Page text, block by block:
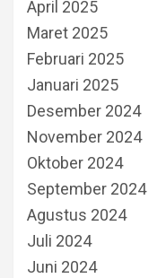
April 2025
Maret 2025
Februari 2025
Januari 2025
Desember 2024
November 2024
Oktober 2024
September 2024
Agustus 2024
Juli 2024
Juni 2024